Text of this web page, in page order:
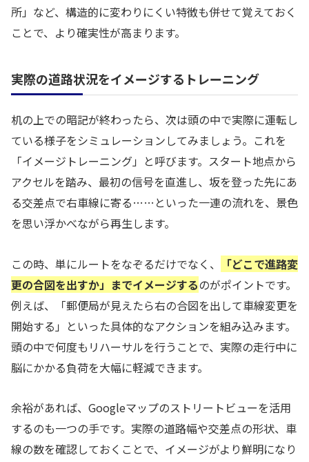
所」など、構造的に変わりにくい特徴も併せて覚えておく
ことで、より確実性が高まります。
実際の道路状況をイメージするトレーニング
机の上での暗記が終わったら、次は頭の中で実際に運転し
ている様子をシミュレーションしてみましょう。これを
「イメージトレーニング」と呼びます。スタート地点から
アクセルを踏み、最初の信号を直進し、坂を登った先にあ
る交差点で右車線に寄る……といった一連の流れを、景色
を思い浮かべながら再生します。
この時、単にルートをなぞるだけでなく、
「どこで進路変
更の合図を出すか」までイメージするのがポイントです。
例えば、「郵便局が見えたら右の合図を出して車線変更を
開始する」といった具体的なアクションを組み込みます。
頭の中で何度もリハーサルを行うことで、実際の走行中に
脳にかかる負荷を大幅に軽減できます。
余裕があれば、Googleマップのストリートビューを活用
するのも一つの手です。実際の道路幅や交差点の形状、車
線の数を確認しておくことで、イメージがより鮮明になり